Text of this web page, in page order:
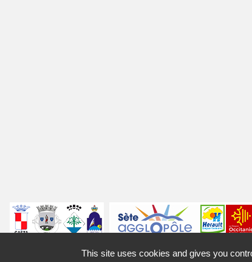
Villes
jumelées
Mentions légales
This site uses cookies and gives you